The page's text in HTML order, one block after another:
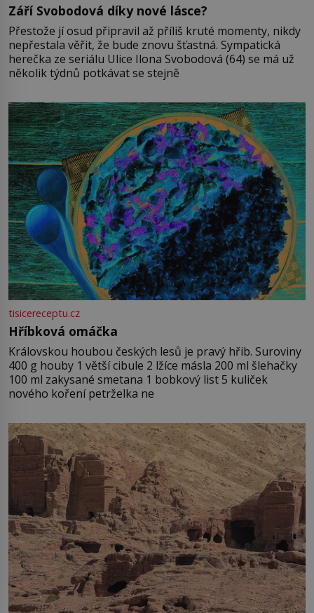
Září Svobodová díky nové lásce?
Přestože jí osud připravil až příliš kruté momenty, nikdy
nepřestala věřit, že bude znovu šťastná. Sympatická
herečka ze seriálu Ulice Ilona Svobodová (64) se má už
několik týdnů potkávat se stejně
tisicereceptu.cz
Hříbková omáčka
Královskou houbou českých lesů je pravý hřib. Suroviny
400 g houby 1 větší cibule 2 lžíce másla 200 ml šlehačky
100 ml zakysané smetana 1 bobkový list 5 kuliček
nového koření petrželka ne